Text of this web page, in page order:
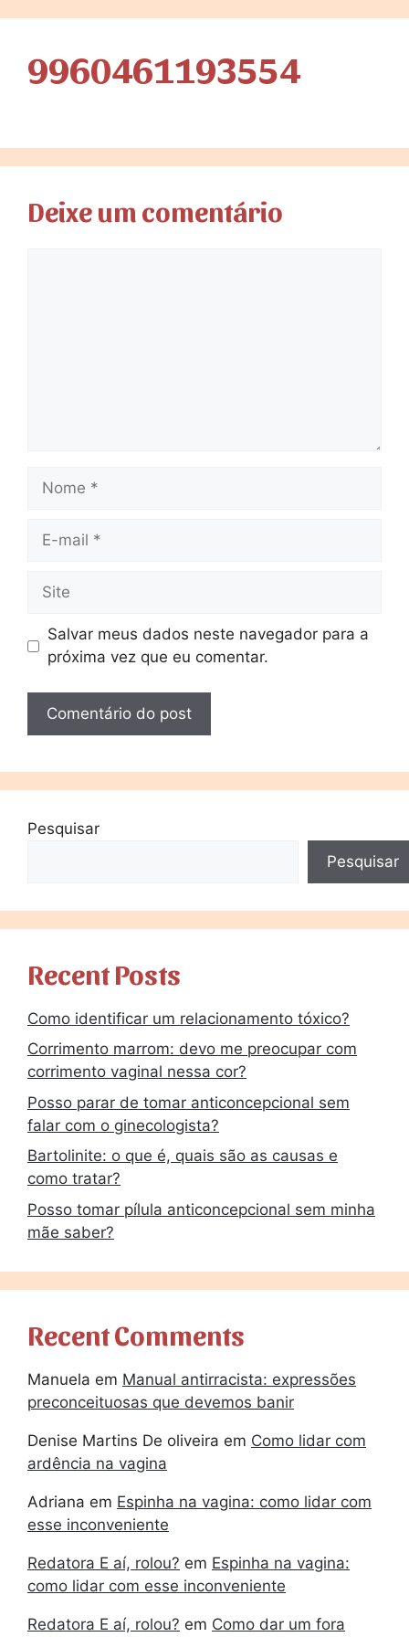
9960461193554
Deixe um comentário
Salvar meus dados neste navegador para a
próxima vez que eu comentar.
Pesquisar
Pesquisar
Recent Posts
Como identificar um relacionamento tóxico?
Corrimento marrom: devo me preocupar com
corrimento vaginal nessa cor?
Posso parar de tomar anticoncepcional sem
falar com o ginecologista?
Bartolinite: o que é, quais são as causas e
como tratar?
Posso tomar pílula anticoncepcional sem minha
mãe saber?
Recent Comments
Manuela em Manual antirracista: expressões
preconceituosas que devemos banir
Denise Martins De oliveira em Como lidar com
ardência na vagina
Adriana em Espinha na vagina: como lidar com
esse inconveniente
Redatora E aí, rolou? em Espinha na vagina:
como lidar com esse inconveniente
Redatora E aí, rolou? em Como dar um fora